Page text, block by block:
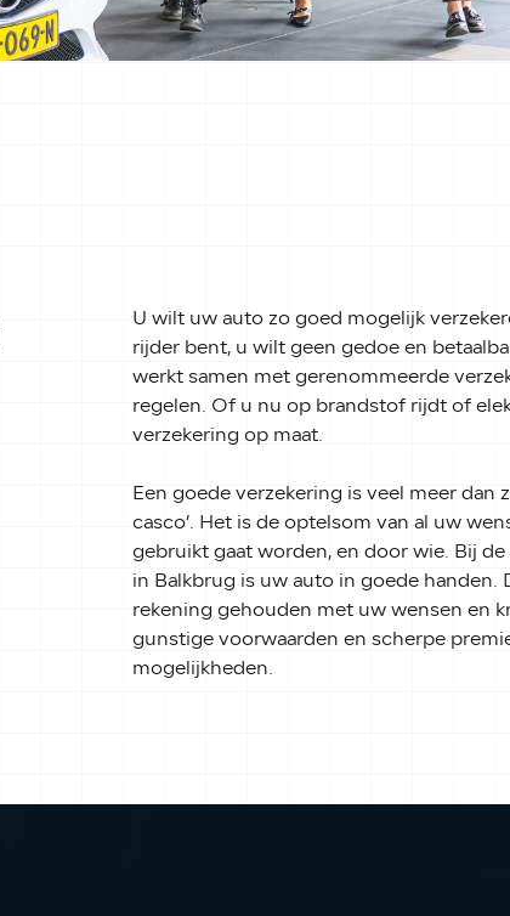
U wilt uw auto zo goed mogelijk
rijder bent, u wilt geen gedoe en
werkt samen met gerenommeerde
regelen. Of u nu op brandstof rijdt of
verzekering op maat.
Een goede verzekering is veel meer dan
casco’. Het is de optelsom van al uw
gebruikt gaat worden, en door wie. Bij
in Balkbrug is uw auto in goede
rekening gehouden met uw wensen en
gunstige voorwaarden en scherpe
mogelijkheden.